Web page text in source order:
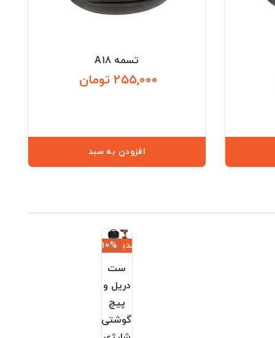
تسمه A18
255,000 تومان
افزودن به سبد
جدید‎−10%
ست
دریل و
پیچ
گوشتی